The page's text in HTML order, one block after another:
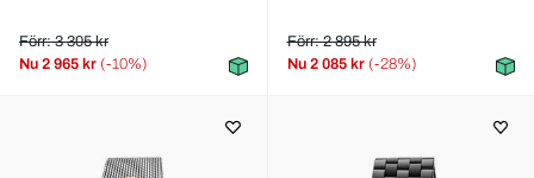
Förr: 3 305 kr
Nu 2 965 kr (-10%)
Förr: 2 895 kr
Nu 2 085 kr (-28%)